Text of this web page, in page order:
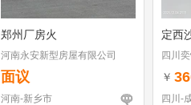
郑州厂房火
河南永安新型房屋有限公司
面议
河南-新乡市
定西
四川
￥
四川-